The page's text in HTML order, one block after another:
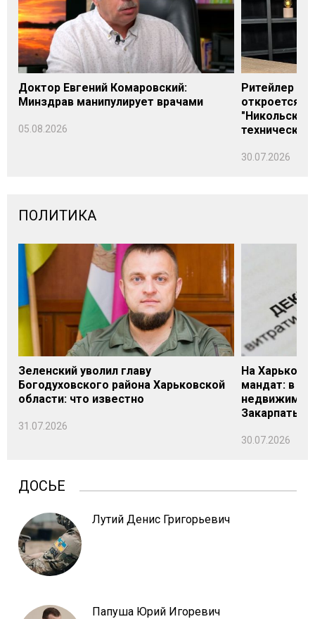
Доктор Евгений Комаровский:
Минздрав манипулирует врачами
05.08.2026
Ритейлер
откроется
технических
30.07.2026
ПОЛИТИКА
Зеленский уволил главу
Богодуховского района Харьковской
области: что известно
31.07.2026
На
мандат: в
Закарпатье
30.07.2026
ДОСЬЕ
Лутий Денис Григорьевич
Папуша Юрий Игоревич